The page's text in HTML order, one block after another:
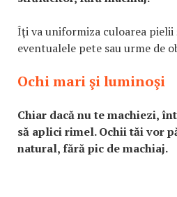
Îţi va uniformiza culoarea pielii
eventualele pete sau urme de
Ochi mari şi luminoşi
Chiar dacă nu te machiezi,
să aplici rimel. Ochii tăi vor
natural, fără pic de machiaj.